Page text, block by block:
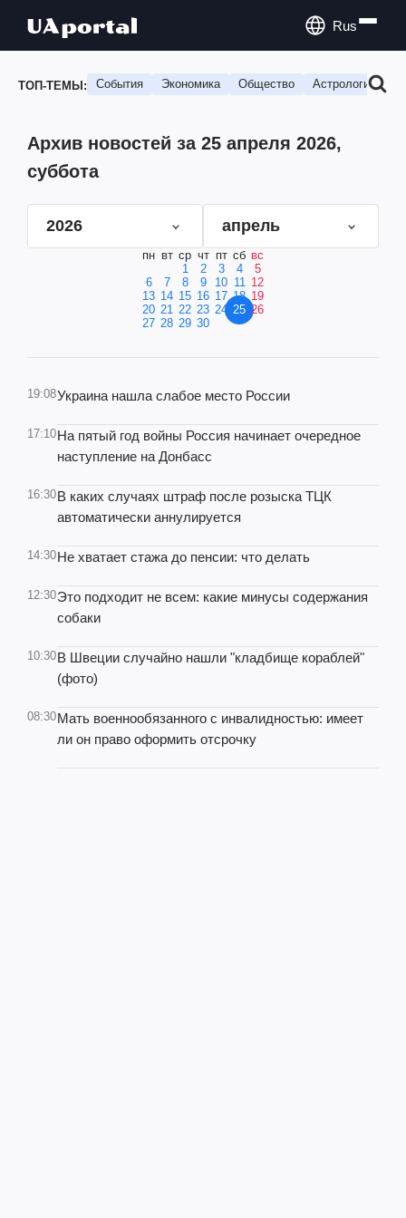
Rus
ТОП-ТЕМЫ: События Экономика Общество Астрология
Архив новостей за 25 апреля 2026,
суббота
2026 апрель
пн вт ср чт пт сб вс
1
2 3 4
5
6
7 8 9 10 11 12
13 14 15 16 17 18 19
20 21 22 23 24 25 26
27 28 29 30
19:08Украина нашла слабое место России
17:10На пятый год войны Россия начинает очередное
наступление на Донбасс
16:30В каких случаях штраф после розыска ТЦК
автоматически аннулируется
14:30Не хватает стажа до пенсии: что делать
12:30Это подходит не всем: какие минусы содержания
собаки
10:30В Швеции случайно нашли "кладбище кораблей"
(фото)
08:30Мать военнообязанного с инвалидностью: имеет
ли он право оформить отсрочку